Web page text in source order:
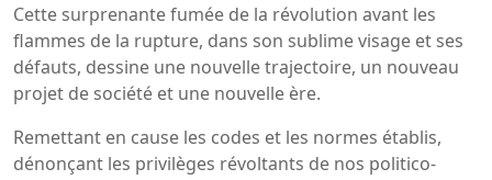
Cette surprenante fumée de la révolution avant les
flammes de la rupture, dans son sublime visage et ses
défauts, dessine une nouvelle trajectoire, un nouveau
projet de société et une nouvelle ère.
Remettant en cause les codes et les normes établis,
dénonçant les privilèges révoltants de nos politico-